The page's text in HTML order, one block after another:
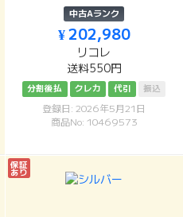
中古Aランク
¥ 202,980
リコレ
送料550円
分割後払 クレカ 代引 振込
登録日: 2026年5月21日
商品No: 10469573
保証
あり